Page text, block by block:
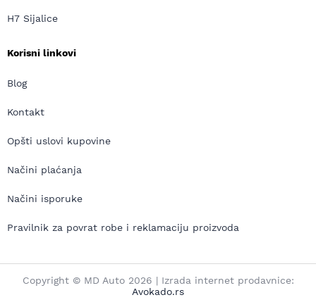
H7 Sijalice
Korisni linkovi
Blog
Kontakt
Opšti uslovi kupovine
Načini plaćanja
Načini isporuke
Pravilnik za povrat robe i reklamaciju proizvoda
Copyright © MD Auto 2026 | Izrada internet prodavnice:
Avokado.rs